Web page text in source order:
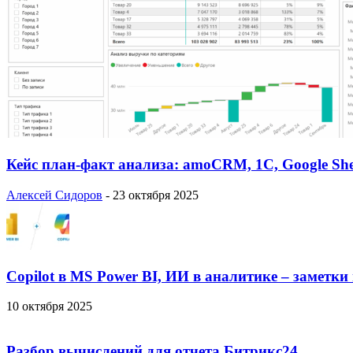
Кейс план-факт анализа: amoCRM, 1C, Google
Алексей Сидоров - 23 октября 2025
Copilot в MS Power BI, ИИ в аналитике – заметки
10 октября 2025